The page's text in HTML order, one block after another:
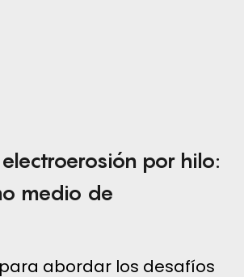
por hilo:
medio de
abordar los desafíos